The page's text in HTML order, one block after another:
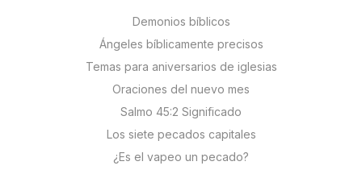
Demonios bíblicos
Ángeles bíblicamente precisos
Temas para aniversarios de iglesias
Oraciones del nuevo mes
Salmo 45:2 Significado
Los siete pecados capitales
¿Es el vapeo un pecado?